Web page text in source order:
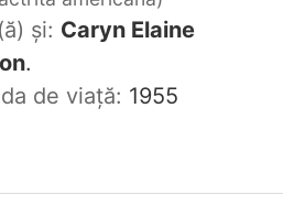
și: Caryn Elaine
.
de viaţă: 1955